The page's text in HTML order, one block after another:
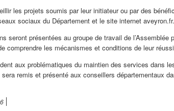
les projets soumis par leur initiateur ou par des
sociaux du Département et le site internet
seront présentées au groupe de travail de l’Assemblée
comprendre les mécanismes et conditions de leur
aux problématiques du maintien des services dans
remis et présenté aux conseillers départementaux